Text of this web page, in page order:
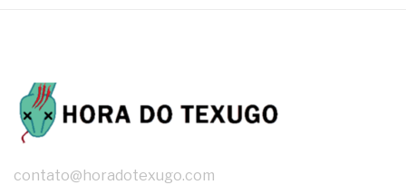
contato@horadotexugo.com